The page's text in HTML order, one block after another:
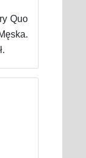
Quo